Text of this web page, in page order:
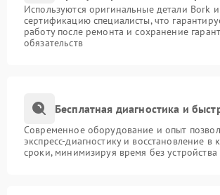
Используются оригинальные детали Bork
сертификацию специалисты, что
работу после ремонта и сохранение
обязательств
Бесплатная диагностика и
Современное оборудование и опыт
экспресс-диагностику и восстановление в
сроки, минимизируя время без устройства